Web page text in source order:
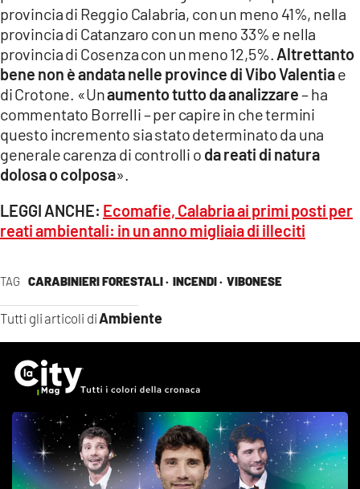
TAG CARABINIERI FORESTALI · INCENDI · VIBONESE
Tutti gli articoli diAmbiente
provincia di Reggio Calabria, con un meno 41%, nella
provincia di Catanzaro con un meno 33% e nella
provincia di Cosenza con un meno 12,5%. Altrettanto
bene non è andata nelle province di Vibo Valentiae
di Crotone. «Unaumento tutto da analizzare– ha
commentato Borrelli – per capire in che termini
questo incremento sia stato determinato da una
generale carenza di controlli o da reati di natura
dolosa o colposa».
LEGGI ANCHE: Ecomafie, Calabria ai primi posti per
reati ambientali: in un anno migliaia di illeciti